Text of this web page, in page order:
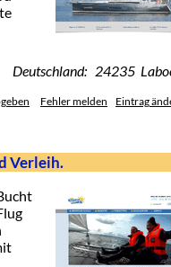
Deutschland: 24235
Fehler melden Eintrag
Verleih.